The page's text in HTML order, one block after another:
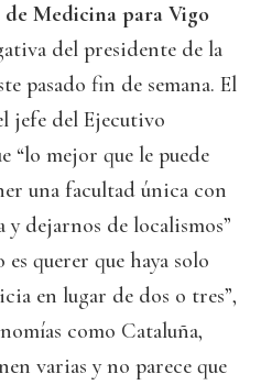
Medicina para Vigo
del presidente de la
pasado fin de semana. El
jefe del Ejecutivo
“lo mejor que le puede
una facultad única con
dejarnos de localismos”
querer que haya solo
en lugar de dos o tres”,
como Cataluña,
varias y no parece que